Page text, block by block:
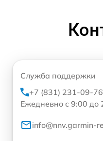
Служба поддержки
+7 (831) 231-09-76
Ежедневно с 9:00 до
info@nnv.garmin-